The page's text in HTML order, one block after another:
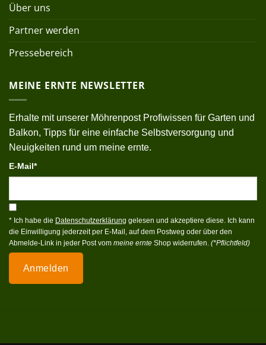
Über uns
Partner werden
Pressebereich
MEINE ERNTE NEWSLETTER
Erhalte mit unserer Möhrenpost Profiwissen für Garten und
Balkon, Tipps für eine einfache Selbstversorgung und
Neuigkeiten rund um meine ernte.
E-Mail*
* Ich habe die Datenschutzerklärung gelesen und akzeptiere diese. Ich kann
die Einwilligung jederzeit per E-Mail, auf dem Postweg oder über den
Abmelde-Link in jeder Post vom meine ernte Shop widerrufen. (*Pflichtfeld)
Anmelden